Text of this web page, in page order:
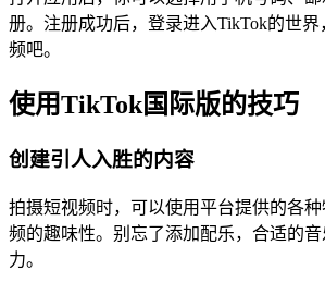
册。注册成功后，登录进入TikTok的世
频吧。
使用TikTok国际版的技巧
创建引人入胜的内容
拍摄短视频时，可以使用平台提供的各
频的趣味性。别忘了添加配乐，合适的音
力。